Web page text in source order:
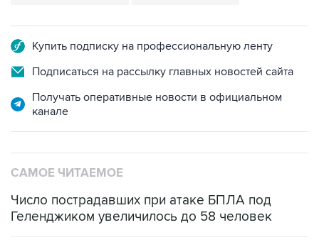
Купить подписку на профессиональную ленту
Подписаться на рассылку главных новостей сайта
Получать оперативные новости в официальном
канале
САМОЕ ЧИТАЕМОЕ
Число пострадавших при атаке БПЛА под
Геленджиком увеличилось до 58 человек